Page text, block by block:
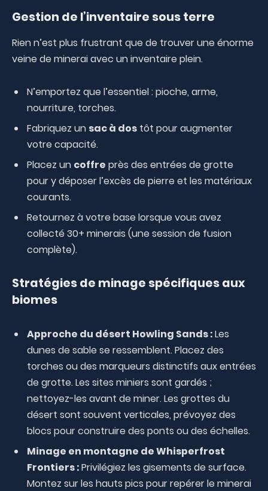
Gestion de l’inventaire sous terre
Rien n’est plus frustrant que de trouver une énorme
veine de minerai avec un inventaire plein.
N’emportez que l’essentiel : pioche, arme,
nourriture, torches.
Fabriquez un sac à dos tôt pour augmenter
votre capacité.
Placez un coffre près des entrées de grotte
pour y déposer l’excès de pierre et les matériaux
courants.
Retournez à votre base lorsque vous avez
collecté 30+ minerais (une session de fusion
complète).
Stratégies de minage spécifiques aux
biomes
Approche du désert Howling Sands :Les
dunes de sable se ressemblent. Placez des
torches ou des marqueurs distinctifs aux entrées
de grotte. Les sites miniers sont gardés ;
nettoyez-les avant de miner. Les grottes du
désert sont souvent verticales, prévoyez des
blocs pour construire des ponts ou des échelles.
Minage en montagne de Whisperfrost
Frontiers :Privilégiez les gisements de surface.
Montez sur les hauts pics pour repérer le minerai